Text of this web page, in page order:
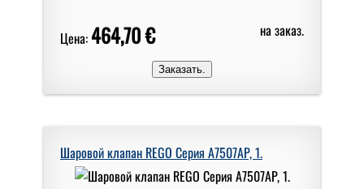
Цена: 464,70 € на заказ.
Шаровой клапан REGO Серия A7507AP, 1.